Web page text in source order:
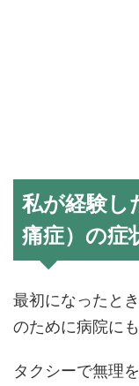
私が経験し
痛症）の症
最初になったと
のために病院に
タクシーで無理